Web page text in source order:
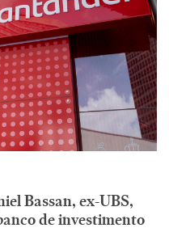
Bassan, ex-UBS,
de investimento